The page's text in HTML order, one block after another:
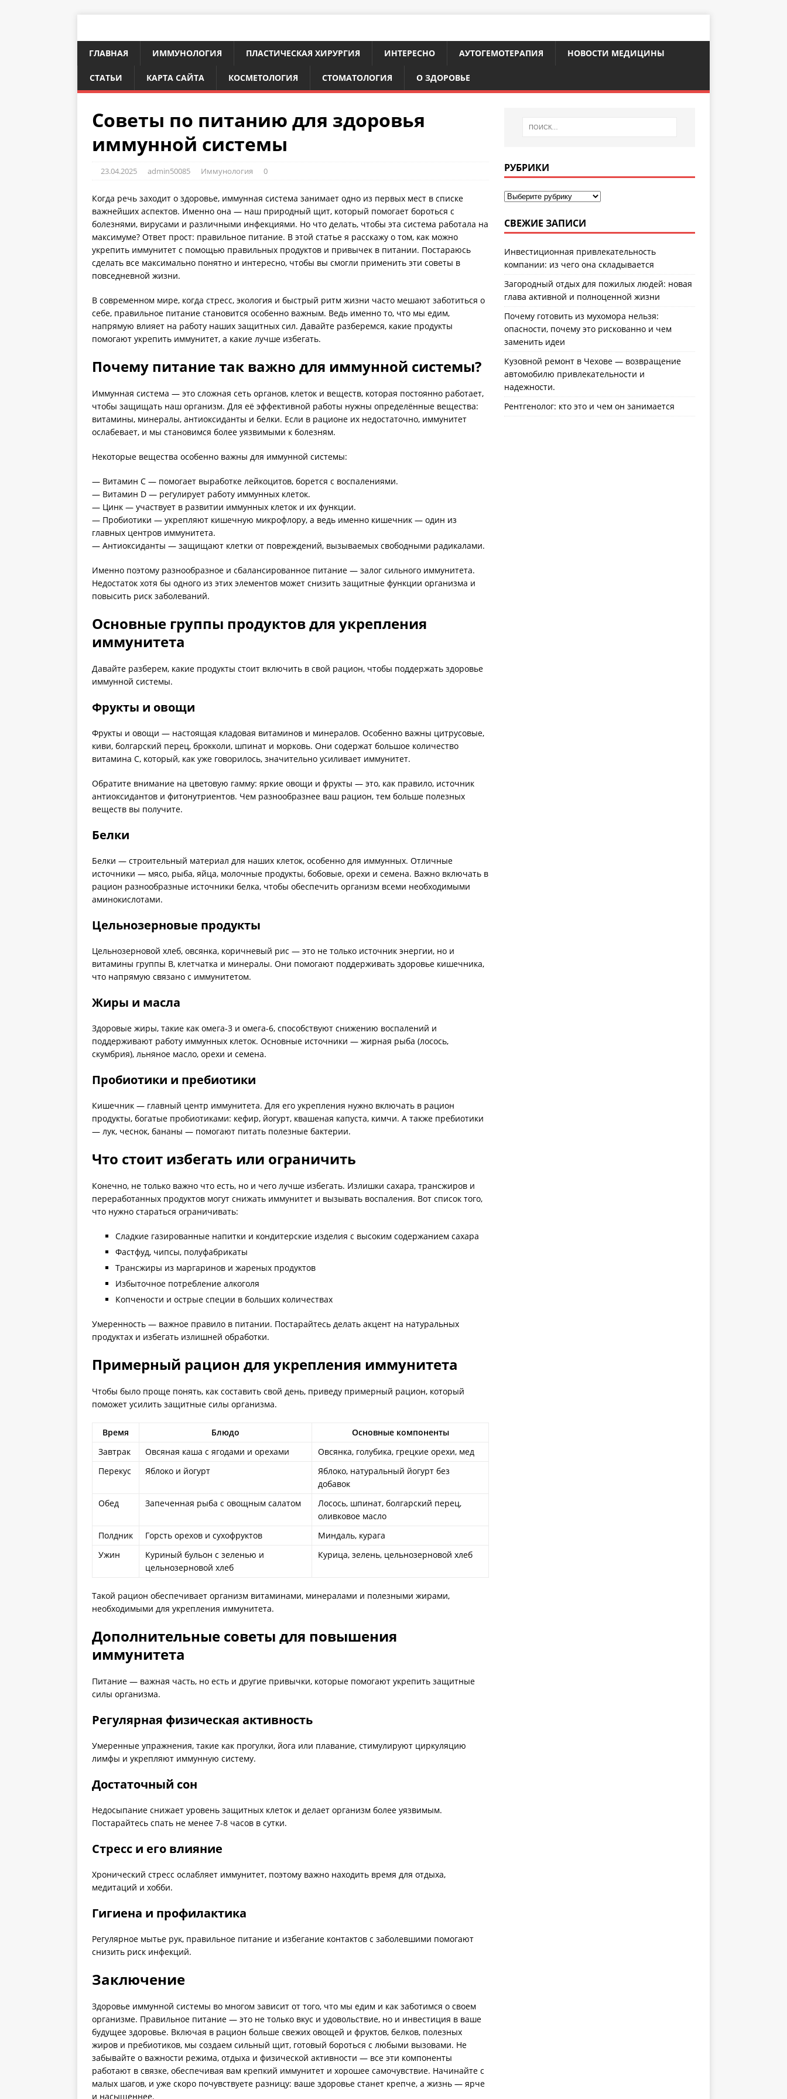
ГЛАВНАЯ ИММУНОЛОГИЯ ПЛАСТИЧЕСКАЯ ХИРУРГИЯ ИНТЕРЕСНО АУТОГЕМОТЕРАПИЯ НОВОСТИ МЕДИЦИНЫ
СТАТЬИ КАРТА САЙТА КОСМЕТОЛОГИЯ СТОМАТОЛОГИЯ О ЗДОРОВЬЕ
Советы по питанию для здоровья
иммунной системы
23.04.2025 admin50085 Иммунология 0
Когда речь заходит о здоровье, иммунная система занимает одно из первых мест в списке
важнейших аспектов. Именно она — наш природный щит, который помогает бороться с
болезнями, вирусами и различными инфекциями. Но что делать, чтобы эта система работала на
максимуме? Ответ прост: правильное питание. В этой статье я расскажу о том, как можно
укрепить иммунитет с помощью правильных продуктов и привычек в питании. Постараюсь
сделать все максимально понятно и интересно, чтобы вы смогли применить эти советы в
повседневной жизни.
В современном мире, когда стресс, экология и быстрый ритм жизни часто мешают заботиться о
себе, правильное питание становится особенно важным. Ведь именно то, что мы едим,
напрямую влияет на работу наших защитных сил. Давайте разберемся, какие продукты
помогают укрепить иммунитет, а какие лучше избегать.
Почему питание так важно для иммунной системы?
Иммунная система — это сложная сеть органов, клеток и веществ, которая постоянно работает,
чтобы защищать наш организм. Для её эффективной работы нужны определённые вещества:
витамины, минералы, антиоксиданты и белки. Если в рационе их недостаточно, иммунитет
ослабевает, и мы становимся более уязвимыми к болезням.
Некоторые вещества особенно важны для иммунной системы:
— Витамин C — помогает выработке лейкоцитов, борется с воспалениями.
— Витамин D — регулирует работу иммунных клеток.
— Цинк — участвует в развитии иммунных клеток и их функции.
— Пробиотики — укрепляют кишечную микрофлору, а ведь именно кишечник — один из
главных центров иммунитета.
— Антиоксиданты — защищают клетки от повреждений, вызываемых свободными радикалами.
Именно поэтому разнообразное и сбалансированное питание — залог сильного иммунитета.
Недостаток хотя бы одного из этих элементов может снизить защитные функции организма и
повысить риск заболеваний.
Основные группы продуктов для укрепления
иммунитета
Давайте разберем, какие продукты стоит включить в свой рацион, чтобы поддержать здоровье
иммунной системы.
Фрукты и овощи
Фрукты и овощи — настоящая кладовая витаминов и минералов. Особенно важны цитрусовые,
киви, болгарский перец, брокколи, шпинат и морковь. Они содержат большое количество
витамина C, который, как уже говорилось, значительно усиливает иммунитет.
Обратите внимание на цветовую гамму: яркие овощи и фрукты — это, как правило, источник
антиоксидантов и фитонутриентов. Чем разнообразнее ваш рацион, тем больше полезных
веществ вы получите.
Белки
Белки — строительный материал для наших клеток, особенно для иммунных. Отличные
источники — мясо, рыба, яйца, молочные продукты, бобовые, орехи и семена. Важно включать в
рацион разнообразные источники белка, чтобы обеспечить организм всеми необходимыми
аминокислотами.
Цельнозерновые продукты
Цельнозерновой хлеб, овсянка, коричневый рис — это не только источник энергии, но и
витамины группы B, клетчатка и минералы. Они помогают поддерживать здоровье кишечника,
что напрямую связано с иммунитетом.
Жиры и масла
Здоровые жиры, такие как омега-3 и омега-6, способствуют снижению воспалений и
поддерживают работу иммунных клеток. Основные источники — жирная рыба (лосось,
скумбрия), льняное масло, орехи и семена.
Пробиотики и пребиотики
Кишечник — главный центр иммунитета. Для его укрепления нужно включать в рацион
продукты, богатые пробиотиками: кефир, йогурт, квашеная капуста, кимчи. А также пребиотики
— лук, чеснок, бананы — помогают питать полезные бактерии.
Что стоит избегать или ограничить
Конечно, не только важно что есть, но и чего лучше избегать. Излишки сахара, трансжиров и
переработанных продуктов могут снижать иммунитет и вызывать воспаления. Вот список того,
что нужно стараться ограничивать:
Сладкие газированные напитки и кондитерские изделия с высоким содержанием сахара
Фастфуд, чипсы, полуфабрикаты
Трансжиры из маргаринов и жареных продуктов
Избыточное потребление алкоголя
Копчености и острые специи в больших количествах
Умеренность — важное правило в питании. Постарайтесь делать акцент на натуральных
продуктах и избегать излишней обработки.
Примерный рацион для укрепления иммунитета
Чтобы было проще понять, как составить свой день, приведу примерный рацион, который
поможет усилить защитные силы организма.
Время Блюдо
Основные компоненты
Завтрак
Овсяная каша с ягодами и орехами
Овсянка, голубика, грецкие орехи, мед
Перекус
Яблоко и йогурт
Яблоко, натуральный йогурт без
добавок
Обед
Запеченная рыба с овощным салатом
Лосось, шпинат, болгарский перец,
оливковое масло
Полдник
Горсть орехов и сухофруктов
Миндаль, курага
Ужин
Куриный бульон с зеленью и
цельнозерновой хлеб
Курица, зелень, цельнозерновой хлеб
Такой рацион обеспечивает организм витаминами, минералами и полезными жирами,
необходимыми для укрепления иммунитета.
Дополнительные советы для повышения
иммунитета
Питание — важная часть, но есть и другие привычки, которые помогают укрепить защитные
силы организма.
Регулярная физическая активность
Умеренные упражнения, такие как прогулки, йога или плавание, стимулируют циркуляцию
лимфы и укрепляют иммунную систему.
Достаточный сон
Недосыпание снижает уровень защитных клеток и делает организм более уязвимым.
Постарайтесь спать не менее 7-8 часов в сутки.
Стресс и его влияние
Хронический стресс ослабляет иммунитет, поэтому важно находить время для отдыха,
медитаций и хобби.
Гигиена и профилактика
Регулярное мытье рук, правильное питание и избегание контактов с заболевшими помогают
снизить риск инфекций.
Заключение
Здоровье иммунной системы во многом зависит от того, что мы едим и как заботимся о своем
организме. Правильное питание — это не только вкус и удовольствие, но и инвестиция в ваше
будущее здоровье. Включая в рацион больше свежих овощей и фруктов, белков, полезных
жиров и пребиотиков, мы создаем сильный щит, готовый бороться с любыми вызовами. Не
забывайте о важности режима, отдыха и физической активности — все эти компоненты
работают в связке, обеспечивая вам крепкий иммунитет и хорошее самочувствие. Начинайте с
малых шагов, и уже скоро почувствуете разницу: ваше здоровье станет крепче, а жизнь — ярче
и насыщеннее.
РУБРИКИ
СВЕЖИЕ ЗАПИСИ
Инвестиционная привлекательность
компании: из чего она складывается
Загородный отдых для пожилых людей: новая
глава активной и полноценной жизни
Почему готовить из мухомора нельзя:
опасности, почему это рискованно и чем
заменить идеи
Кузовной ремонт в Чехове — возвращение
автомобилю привлекательности и
надежности.
Рентгенолог: кто это и чем он занимается